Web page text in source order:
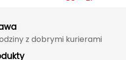
z dobrymi kurierami